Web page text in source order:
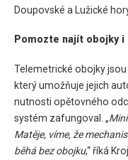
Doupovské a Lužické
Pomozte najít obojky i
Telemetrické obojky
který umožňuje jejich
nutnosti opětovného
systém zafungoval. „
Matěje, víme, že
běhá bez obojku,“ říká